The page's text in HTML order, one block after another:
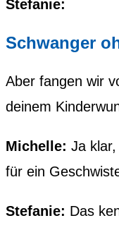
Stefanie:
Schwanger
Aber fangen wir
deinem
Michelle: Ja
für ein
Stefanie: Das